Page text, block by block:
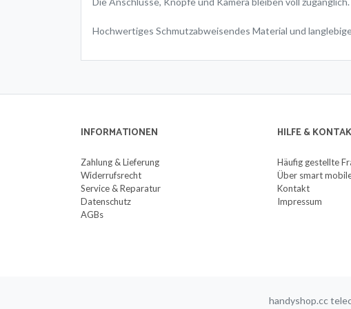
Hochwertiges Schmutzabweisendes Material und
INFORMATIONEN
Zahlung & Lieferung
Widerrufsrecht
Service & Reparatur
Datenschutz
AGBs
HILFE &
Häufig gestellte
Über smart
Kontakt
Impressum
handyshop.cc